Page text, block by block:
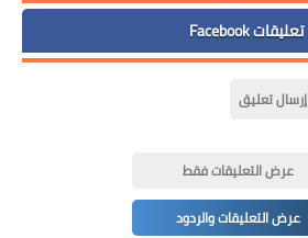
تعليقات Facebook
إرسال تعليق
عرض التعليقات فقط
عرض التعليقات والردود